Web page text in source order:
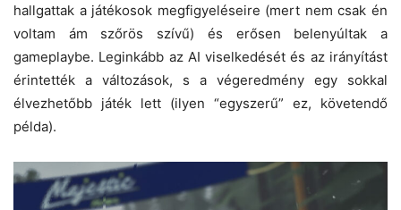
hallgattak a játékosok megfigyeléseire (mert nem csak én
voltam ám szőrös szívű) és erősen belenyúltak a
gameplaybe. Leginkább az AI viselkedését és az irányítást
érintették a változások, s a végeredmény egy sokkal
élvezhetőbb játék lett (ilyen “egyszerű” ez, követendő
példa).